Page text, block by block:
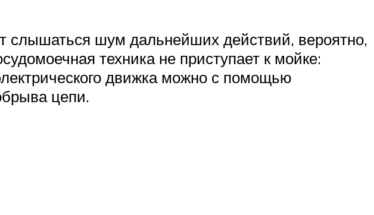
слышаться шум дальнейших действий, вероятно,
техника не приступает к мойке:
движка можно с помощью
цепи.